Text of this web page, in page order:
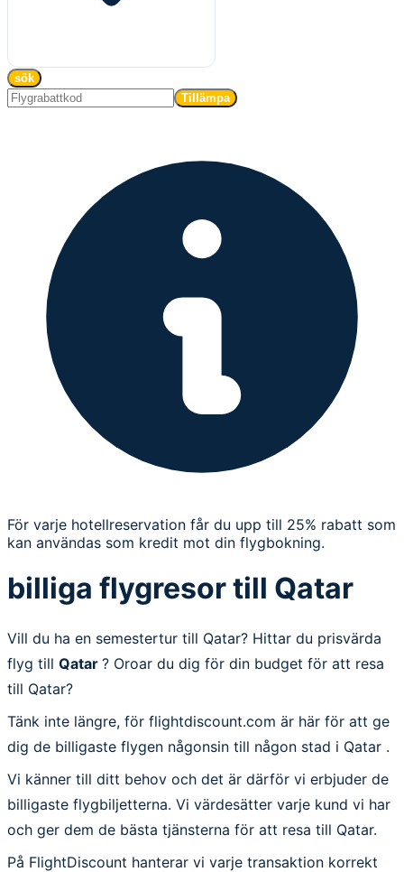
sök
Tillämpa
För varje hotellreservation får du upp till 25% rabatt som
kan användas som kredit mot din flygbokning.
billiga flygresor till Qatar
Vill du ha en semestertur till Qatar? Hittar du prisvärda
flyg till Qatar ? Oroar du dig för din budget för att resa
till Qatar?
Tänk inte längre, för flightdiscount.com är här för att ge
dig de billigaste flygen någonsin till någon stad i Qatar .
Vi känner till ditt behov och det är därför vi erbjuder de
billigaste flygbiljetterna. Vi värdesätter varje kund vi har
och ger dem de bästa tjänsterna för att resa till Qatar.
På FlightDiscount hanterar vi varje transaktion korrekt